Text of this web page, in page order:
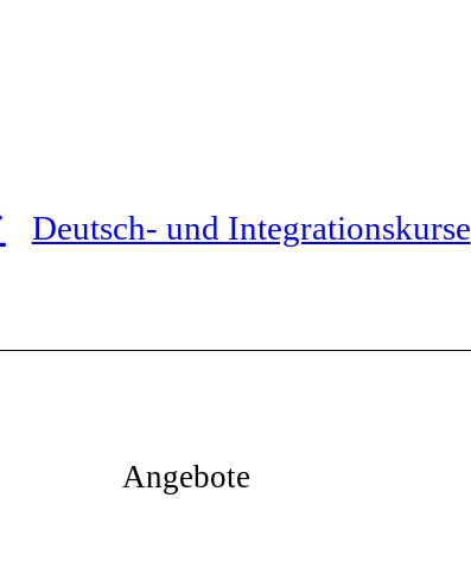
Deutsch- und Integrationskurse
Angebote